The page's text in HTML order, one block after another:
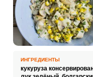
ИНГРЕДИЕНТЫ
кукуруза